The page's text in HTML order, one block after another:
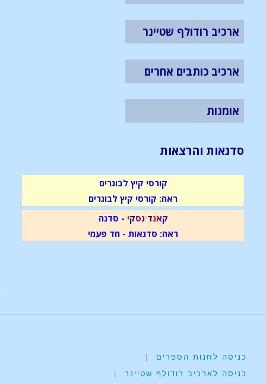
ארכיב רודולף שטיינר
ארכיב כותבים אחרים
אומנות
סדנאות והרצאות
קורסי קיץ לבוגרים
ראה: קורסי קיץ לבוגרים
קאנדינסקי - סדנה
ראה: סדנאות - חד פעמי
כניסה לחנות הספרים
|
כניסה לארכיב רודולף שטיינר
|